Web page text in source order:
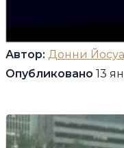
Автор: Донни
Опубликовано 13